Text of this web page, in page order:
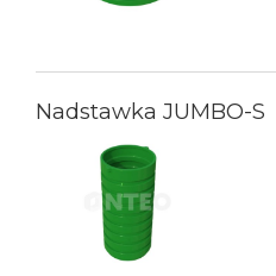
Nadstawka JUMBO-S